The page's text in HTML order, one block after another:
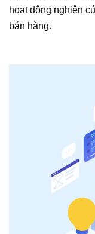
hoạt động nghiên
bán hàng.